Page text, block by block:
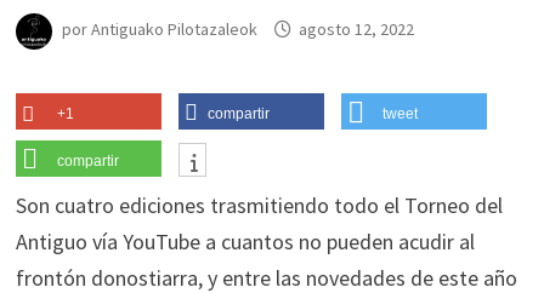
porAntiguako Pilotazaleok agosto 12, 2022
+1 compartir tweet
compartir
Son cuatro ediciones trasmitiendo todo el Torneo del
Antiguo vía YouTube a cuantos no pueden acudir al
frontón donostiarra, y entre las novedades de este año